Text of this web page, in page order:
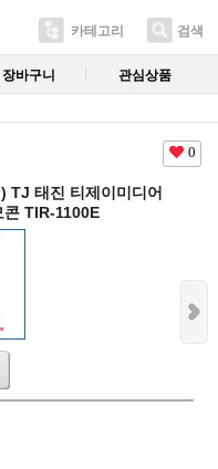
카테고리 검색
장바구니 관심상품
0
TJ 태진 티제이미디어
콘 TIR-1100E